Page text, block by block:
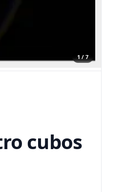
1 / 7
cubos